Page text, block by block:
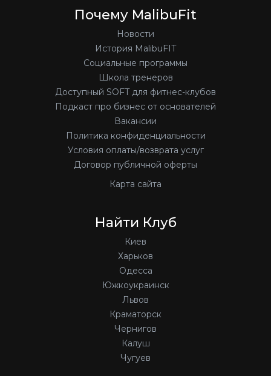
Почему MalibuFit
Новости
История MalibuFIT
Социальные программы
Школа тренеров
Доступный SOFT для фитнес-клубов
Подкаст про бизнес от основателей
Вакансии
Политика конфиденциальности
Условия оплаты/возврата услуг
Договор публичной оферты
Карта сайта
Найти Клуб
Киев
Харьков
Одесса
Южкоукраинск
Львов
Краматорск
Чернигов
Калуш
Чугуев